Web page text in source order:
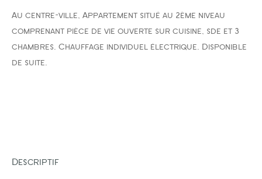
Au centre-ville, Appartement situé au 2ème niveau
comprenant pièce de vie ouverte sur cuisine, sde et 3
chambres. Chauffage individuel électrique. Disponible
de suite.
descriptif
COUPS DE COEUR EXCLUSIVITÉS NOUVEAUTÉS